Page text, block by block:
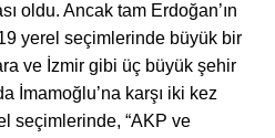
oldu. Ancak tam Erdoğan’ın
yerel seçimlerinde büyük bir
ve İzmir gibi üç büyük şehir
İmamoğlu’na karşı iki kez
seçimlerinde, “AKP ve